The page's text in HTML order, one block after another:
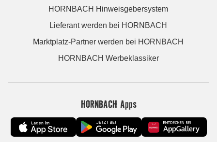
HORNBACH Hinweisgebersystem
Lieferant werden bei HORNBACH
Marktplatz-Partner werden bei HORNBACH
HORNBACH Werbeklassiker
HORNBACH Apps